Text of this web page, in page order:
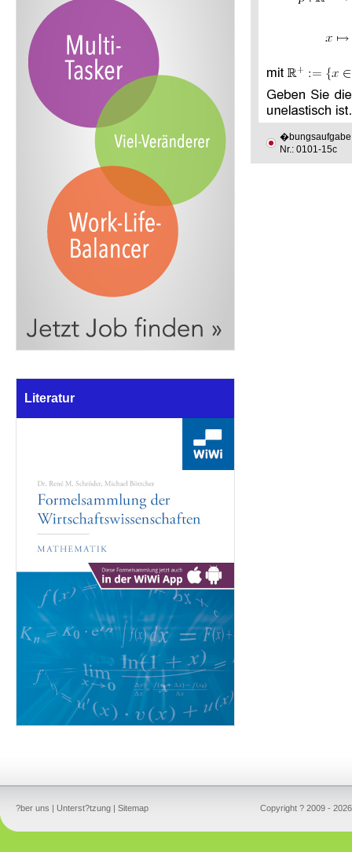
Literatur
�bungsaufgabe
Nr.: 0101-15c
?ber uns | Unterst?tzung | Sitemap Copyright ? 2009 -